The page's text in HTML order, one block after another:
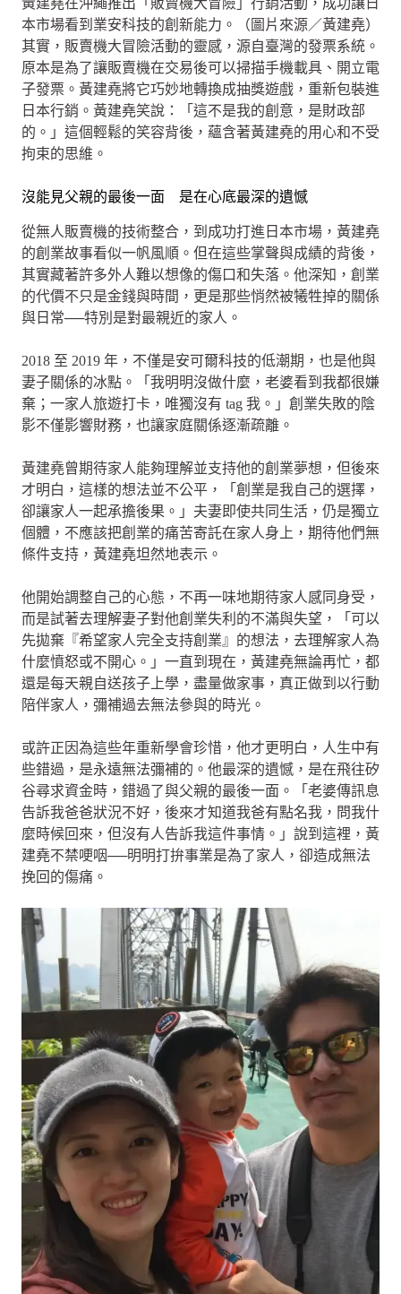
本市場看到業安科技的創新能力。（圖片來源／黃建堯）
其實，販賣機大冒險活動的靈感，源自臺灣的發票系統。
原本是為了讓販賣機在交易後可以掃描手機載具、開立電
子發票。黃建堯將它巧妙地轉換成抽獎遊戲，重新包裝進
日本行銷。黃建堯笑說：「這不是我的創意，是財政部
的。」這個輕鬆的笑容背後，蘊含著黃建堯的用心和不受
拘束的思維。
沒能見父親的最後一面 是在心底最深的遺憾
從無人販賣機的技術整合，到成功打進日本市場，黃建堯
的創業故事看似一帆風順。但在這些掌聲與成績的背後，
其實藏著許多外人難以想像的傷口和失落。他深知，創業
的代價不只是金錢與時間，更是那些悄然被犧牲掉的關係
與日常──特別是對最親近的家人。
2018 至 2019 年，不僅是安可爾科技的低潮期，也是他與
妻子關係的冰點。「我明明沒做什麼，老婆看到我都很嫌
棄；一家人旅遊打卡，唯獨沒有 tag 我。」創業失敗的陰
影不僅影響財務，也讓家庭關係逐漸疏離。
黃建堯曾期待家人能夠理解並支持他的創業夢想，但後來
才明白，這樣的想法並不公平，「創業是我自己的選擇，
卻讓家人一起承擔後果。」夫妻即使共同生活，仍是獨立
個體，不應該把創業的痛苦寄託在家人身上，期待他們無
條件支持，黃建堯坦然地表示。
他開始調整自己的心態，不再一味地期待家人感同身受，
而是試著去理解妻子對他創業失利的不滿與失望，「可以
先拋棄『希望家人完全支持創業』的想法，去理解家人為
什麼憤怒或不開心。」一直到現在，黃建堯無論再忙，都
還是每天親自送孩子上學，盡量做家事，真正做到以行動
陪伴家人，彌補過去無法參與的時光。
或許正因為這些年重新學會珍惜，他才更明白，人生中有
些錯過，是永遠無法彌補的。他最深的遺憾，是在飛往矽
谷尋求資金時，錯過了與父親的最後一面。「老婆傳訊息
告訴我爸爸狀況不好，後來才知道我爸有點名我，問我什
麼時候回來，但沒有人告訴我這件事情。」說到這裡，黃
建堯不禁哽咽──明明打拚事業是為了家人，卻造成無法
挽回的傷痛。